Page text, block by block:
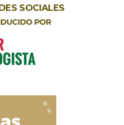
SOCIALES